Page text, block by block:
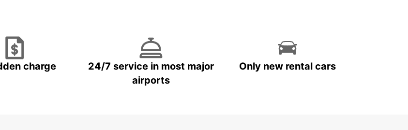
charge
24/7 service in most major
airports
Only new rental cars